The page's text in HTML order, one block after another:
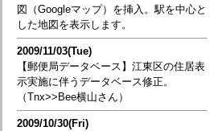
図（Googleマップ）を挿入。駅を中心と
した地図を表示します。
2009/11/03(Tue)
【郵便局データベース】江東区の住居表
示実施に伴うデータベース修正。
（Tnx>>Bee横山さん）
2009/10/30(Fri)